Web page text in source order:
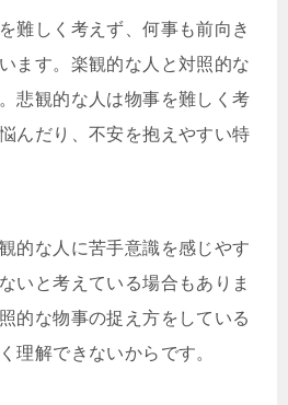
難しく考えず、何事も前向き
ます。楽観的な人と対照的な
悲観的な人は物事を難しく考
んだり、不安を抱えやすい特
的な人に苦手意識を感じやす
いと考えている場合もありま
的な物事の捉え方をしている
理解できないからです。